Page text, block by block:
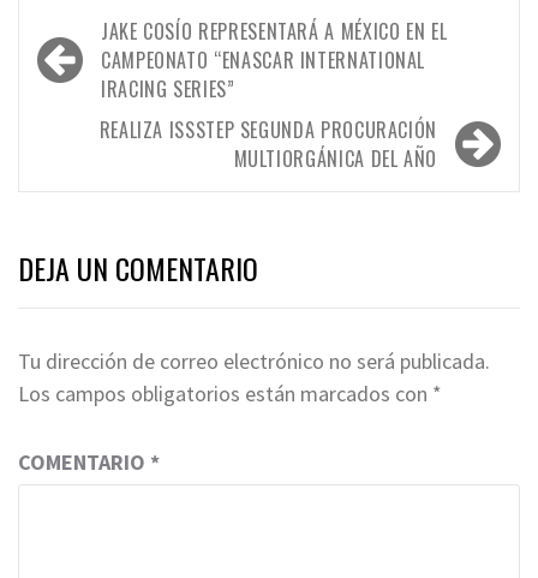
Navegación
de
entradas
JAKE COSÍO REPRESENTARÁ A MÉXICO EN EL
CAMPEONATO “ENASCAR INTERNATIONAL
IRACING SERIES”
REALIZA ISSSTEP SEGUNDA PROCURACIÓN
MULTIORGÁNICA DEL AÑO
DEJA UN COMENTARIO
Tu dirección de correo electrónico no será publicada.
Los campos obligatorios están marcados con *
COMENTARIO *